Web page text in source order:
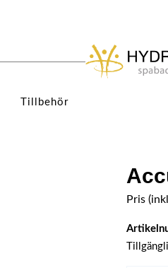
Tillbehör
Pris
Accuflo